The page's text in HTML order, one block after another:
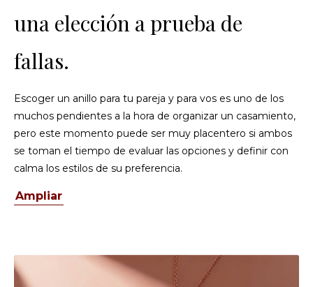
una elección a prueba de
fallas.
Escoger un anillo para tu pareja y para vos es uno de los
muchos pendientes a la hora de organizar un casamiento,
pero este momento puede ser muy placentero si ambos
se toman el tiempo de evaluar las opciones y definir con
calma los estilos de su preferencia.
Ampliar